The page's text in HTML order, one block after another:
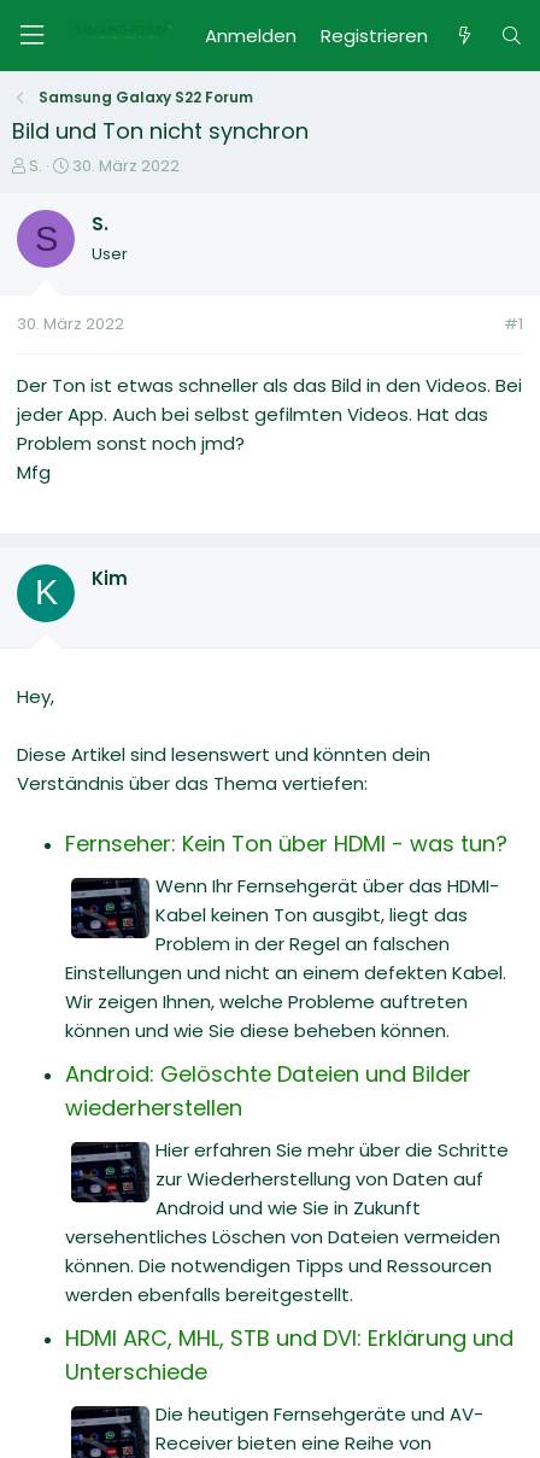
Anmelden Registrieren
Samsung Galaxy S22 Forum
Bild und Ton nicht synchron
E
s
e
e
S.
E
t
t
m
30. März 2022
S S.
User
30. März 2022 #1
Der Ton ist etwas schneller als das Bild in den Videos. Bei
jeder App. Auch bei selbst gefilmten Videos. Hat das
Problem sonst noch jmd?
Mfg
K Kim
Hey,
Diese Artikel sind lesenswert und könnten dein
Verständnis über das Thema vertiefen:
Fernseher: Kein Ton über HDMI - was tun?
Wenn Ihr Fernsehgerät über das HDMI-
Kabel keinen Ton ausgibt, liegt das
Problem in der Regel an falschen
Einstellungen und nicht an einem defekten Kabel.
Wir zeigen Ihnen, welche Probleme auftreten
können und wie Sie diese beheben können.
Android: Gelöschte Dateien und Bilder
wiederherstellen
Hier erfahren Sie mehr über die Schritte
zur Wiederherstellung von Daten auf
Android und wie Sie in Zukunft
versehentliches Löschen von Dateien vermeiden
können. Die notwendigen Tipps und Ressourcen
werden ebenfalls bereitgestellt.
HDMI ARC, MHL, STB und DVI: Erklärung und
Unterschiede
Die heutigen Fernsehgeräte und AV-
Receiver bieten eine Reihe von